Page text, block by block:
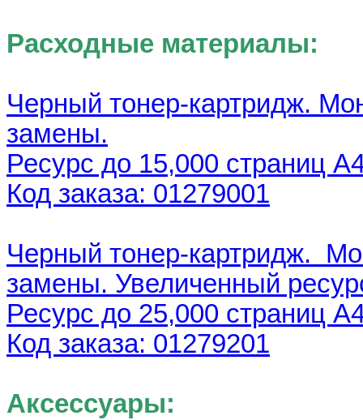
Расходные материалы:
Черный тонер-картридж.
замены.
Ресурс до 15,000 страниц
Код заказа: 01279001
Черный тонер-картридж.
замены. Увеличенный
Ресурс до 25,000 страниц
Код заказа: 01279201
Аксессуары: